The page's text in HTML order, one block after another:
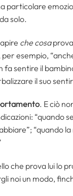
particolare
solo.
che cosa
esempio,
sentire il
il suo
. E ciò
“quando
“quando
che prova lui lo
noi un modo,